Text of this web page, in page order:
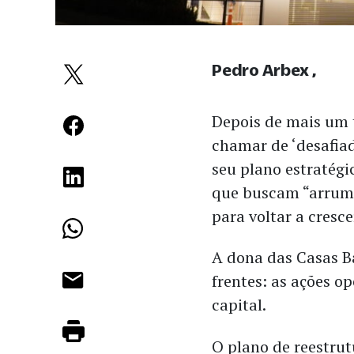
Depois de mais
chamar de
seu plano
que buscam
para voltar a
A dona das Casas
frentes: as ações
capital.
O plano de
Pedro Arbex